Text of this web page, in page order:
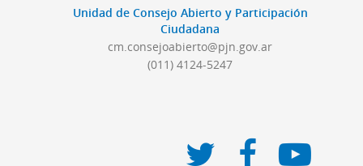
Unidad de Consejo Abierto y Participación
Ciudadana
cm.consejoabierto@pjn.gov.ar
(011) 4124-5247